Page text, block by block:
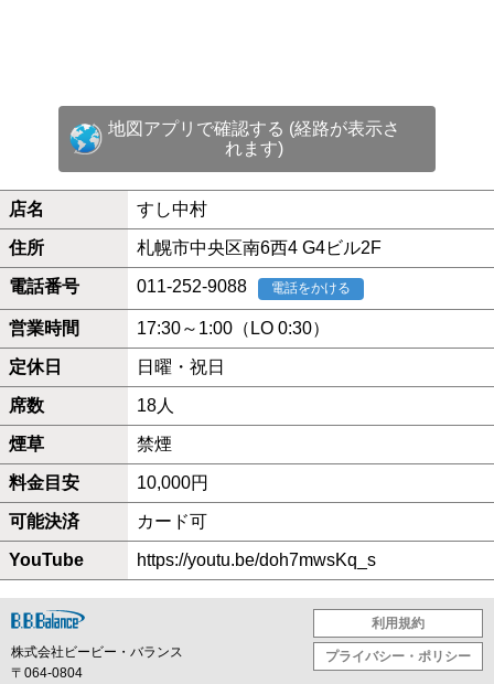
地図アプリで確認する (経路が表示さ
れます)
店名 すし中村
住所 札幌市中央区南6西4 G4ビル2F
電話番号 011-252-9088 電話をかける
営業時間 17:30～1:00（LO 0:30）
定休日 日曜・祝日
席数 18人
煙草 禁煙
料金目安 10,000円
可能決済 カード可
YouTube https://youtu.be/doh7mwsKq_s
株式会社ビービー・バランス
〒064-0804
利用規約
プライバシー・ポリシー